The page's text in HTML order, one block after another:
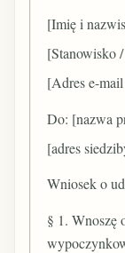
[Imię i
[Stanowisko /
[Adres e-
Do: [nazwa
[adres
Wniosek o
§ 1. Wnoszę